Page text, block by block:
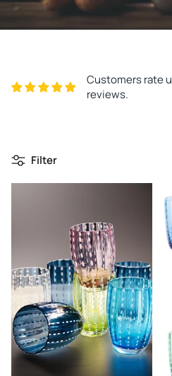
Customers rate
reviews.
Filter